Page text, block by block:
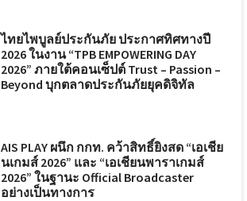
ไทยไพบูลย์ประกันภัย ประกาศทิศทางปี
2026 ในงาน “TPB EMPOWERING DAY
2026” ภายใต้คอนเซ็ปต์ Trust – Passion –
Beyond บุกตลาดประกันภัยยุคดิจิทัล
AIS PLAY ผนึก กกท. คว้าสิทธิ์ยิงสด “เอเชีย
นเกมส์ 2026” และ “เอเชียนพาราเกมส์
2026” ในฐานะ Official Broadcaster
อย่างเป็นทางการ